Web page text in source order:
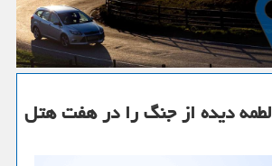
شهرداری ۵۵۱ لطمه دیده از جنگ را در هفت هتل